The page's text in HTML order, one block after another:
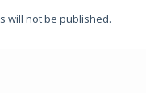
will not be published.